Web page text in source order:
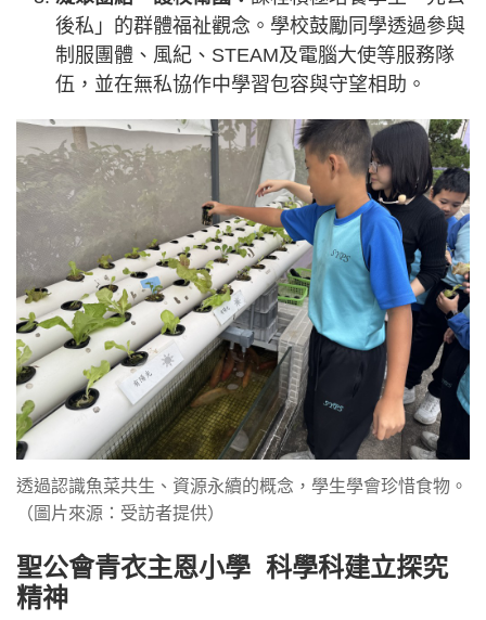
後私」的群體福祉觀念。學校鼓勵同學透過參與
制服團體、風紀、STEAM及電腦大使等服務隊
伍，並在無私協作中學習包容與守望相助。
透過認識魚菜共生、資源永續的概念，學生學會珍惜食物。
（圖片來源：受訪者提供）
聖公會青衣主恩小學 科學科建立探究
精神